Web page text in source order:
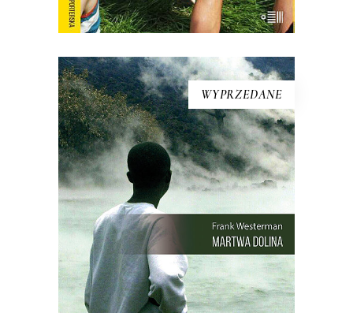
WYPRZEDANE
[EBOOK] Frank Westerman –
MARTWA DOLINA
21 sierpnia 1986 roku wieczorem,
księżyc był wtedy w nowiu, z doliny w
północno-wschodnim Kamerunie
zniknęło wszelkie życie. Kurczaki,
pawiany, zebu i ptaki leżały martwe w
trawie – tak samo jak dwa tysiące
mężczyzn, kobiet i dzieci. Nie było